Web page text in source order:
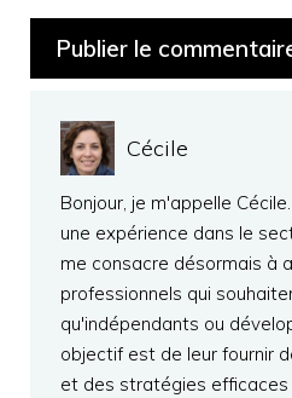
Cécile
Bonjour, je m'appelle
une expérience dans le
me consacre désormais à
professionnels qui
qu'indépendants ou
objectif est de leur fournir
et des stratégies efficaces